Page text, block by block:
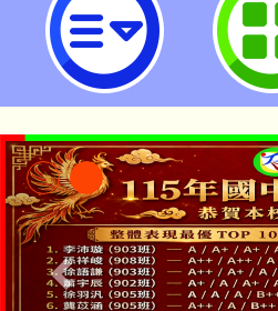
(12月場)-桃園市立